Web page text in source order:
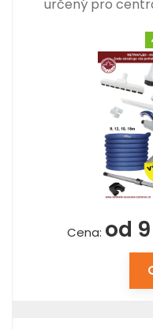
určený pro
Cena: od